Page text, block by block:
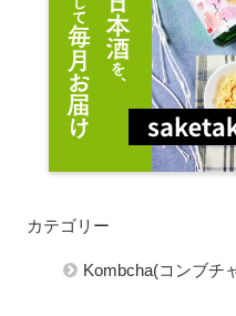
カテゴリー
Kombcha(コンブチ